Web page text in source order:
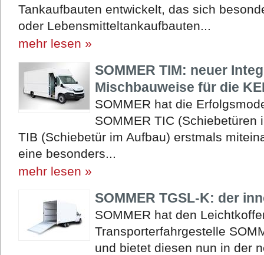
Tankaufbauten entwickelt, das sich
oder Lebensmitteltankaufbauten...
mehr lesen »
SOMMER TIM: neuer
Mischbauweise für die
SOMMER hat die
SOMMER TIC (Schiebetüren
TIB (Schiebetür im Aufbau) erstmals
eine besonders...
mehr lesen »
SOMMER TGSL-K: der
SOMMER hat den
Transporterfahrgestelle
und bietet diesen nun in der